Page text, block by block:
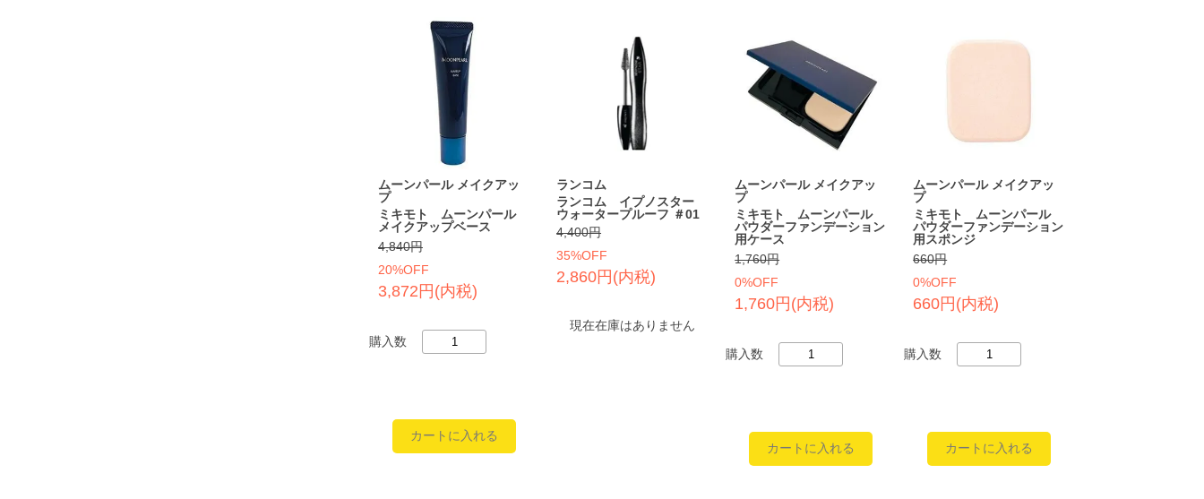
ムーンパール メイクアッ
プ
ミキモト ムーンパール
メイクアップベース
4,840円
20%OFF
3,872円(内税)
購入数
ランコム
ランコム イプノスター
ウォータープルーフ ＃01
4,400円
35%OFF
2,860円(内税)
現在在庫はありません
ムーンパール メイクアッ
プ
ミキモト ムーンパール
パウダーファンデーション
用ケース
1,760円
0%OFF
1,760円(内税)
購入数
ムーンパール メイクアッ
プ
ミキモト ムーンパール
パウダーファンデーション
用スポンジ
660円
0%OFF
660円(内税)
購入数